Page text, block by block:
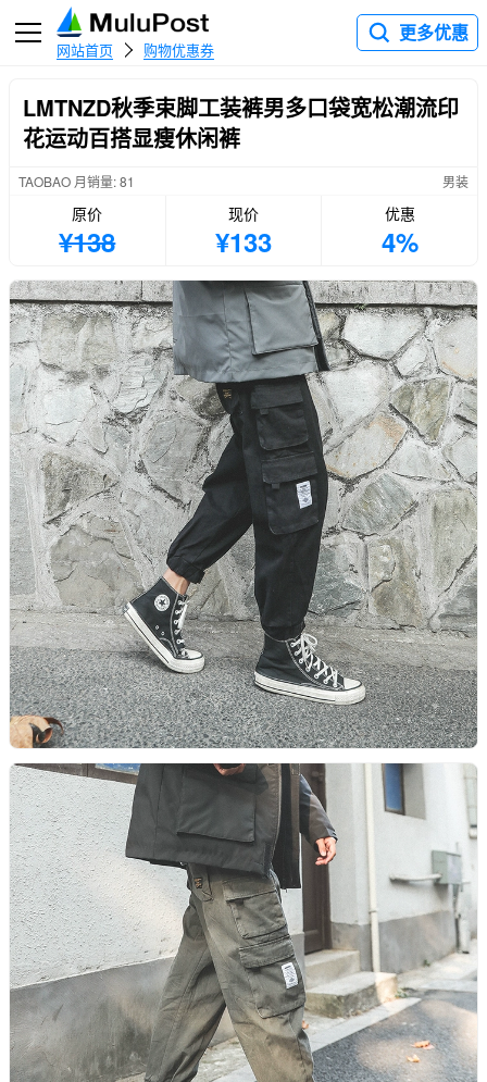
网站首页 购物优惠券
更多优惠
LMTNZD秋季束脚工装裤男多口袋宽松潮流印
花运动百搭显瘦休闲裤
TAOBAO 月销量: 81 男装
原价
¥138
现价
¥133
优惠
4%